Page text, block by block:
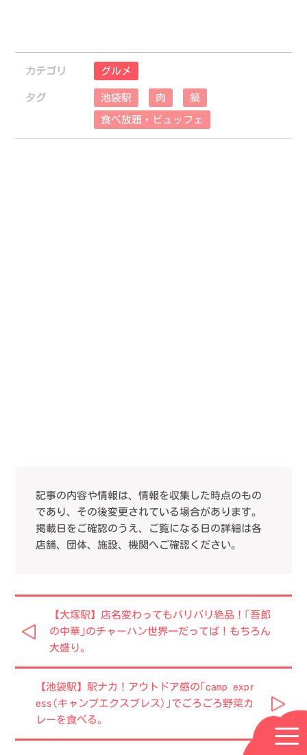
カテゴリ グルメ
タグ 池袋駅 肉 鍋
食べ放題・ビュッフェ
記事の内容や情報は、情報を収集した時点のもの
であり、その後変更されている場合があります。
掲載日をご確認のうえ、ご覧になる日の詳細は各
店舗、団体、施設、機関へご確認ください。
【大塚駅】店名変わってもバリバリ絶品！｢吾郎
の中華｣のチャーハン世界一だってば！もちろん
大盛り。
【池袋駅】駅ナカ！アウトドア感の｢camp expr
ess(キャンプエクスプレス)｣でごろごろ野菜カ
レーを食べる。